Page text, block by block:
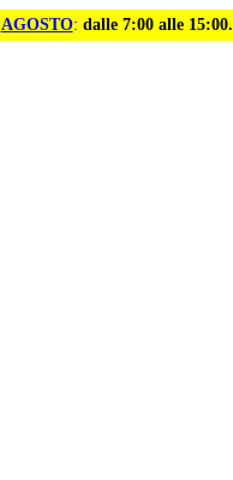
AGOSTO: dalle 7:00 alle 15:00.